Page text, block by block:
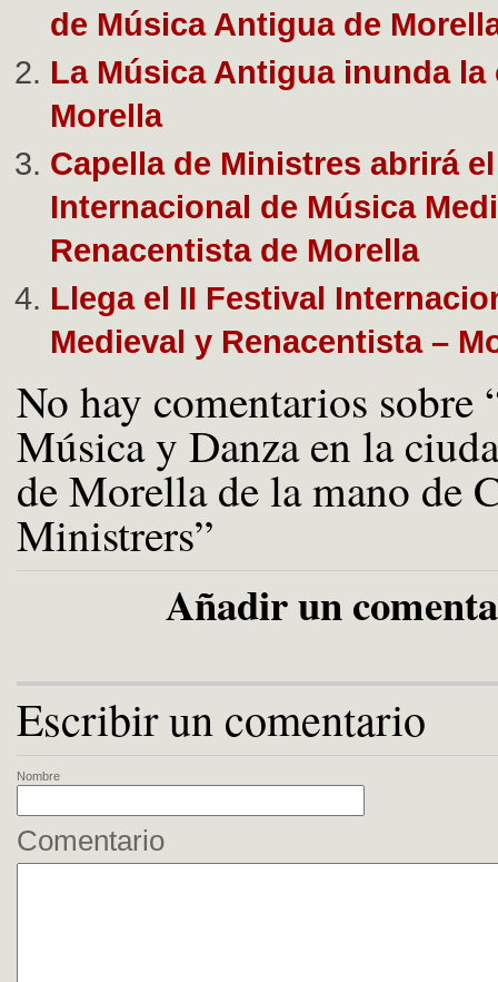
de Música Antigua de
La Música Antigua inunda la
Morella
Capella de Ministres abrirá
Internacional de Música
Renacentista de Morella
Llega el II Festival
Medieval y Renacentista –
No hay comentarios sobre
Música y Danza en la
de Morella de la mano de
Ministrers”
Añadir un
Escribir un comentario
Nombre
Comentario